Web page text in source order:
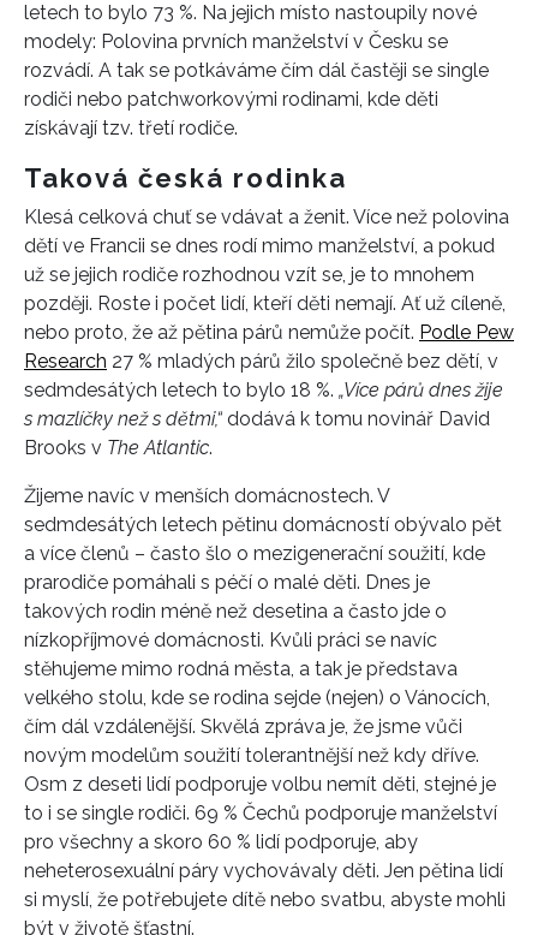
letech to bylo 73 %. Na jejich místo nastoupily nové
modely: Polovina prvních manželství v Česku se
rozvádí. A tak se potkáváme čím dál častěji se single
rodiči nebo patchworkovými rodinami, kde děti
získávají tzv. třetí rodiče.
Taková česká rodinka
Klesá celková chuť se vdávat a ženit. Více než polovina
dětí ve Francii se dnes rodí mimo manželství, a pokud
už se jejich rodiče rozhodnou vzít se, je to mnohem
později. Roste i počet lidí, kteří děti nemají. Ať už cíleně,
nebo proto, že až pětina párů nemůže počít. Podle Pew
Research 27 % mladých párů žilo společně bez dětí, v
sedmdesátých letech to bylo 18 %. „Více párů dnes žije
s mazlíčky než s dětmi,“ dodává k tomu novinář David
Brooks v The Atlantic.
Žijeme navíc v menších domácnostech. V
sedmdesátých letech pětinu domácností obývalo pět
a více členů – často šlo o mezigenerační soužití, kde
prarodiče pomáhali s péčí o malé děti. Dnes je
takových rodin méně než desetina a často jde o
nízkopříjmové domácnosti. Kvůli práci se navíc
stěhujeme mimo rodná města, a tak je představa
velkého stolu, kde se rodina sejde (nejen) o Vánocích,
čím dál vzdálenější. Skvělá zpráva je, že jsme vůči
novým modelům soužití tolerantnější než kdy dříve.
Osm z deseti lidí podporuje volbu nemít děti, stejné je
to i se single rodiči. 69 % Čechů podporuje manželství
pro všechny a skoro 60 % lidí podporuje, aby
neheterosexuální páry vychovávaly děti. Jen pětina lidí
si myslí, že potřebujete dítě nebo svatbu, abyste mohli
být v životě šťastní.